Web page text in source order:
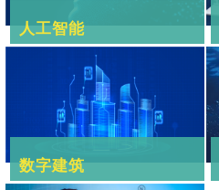
人工智能
数字建筑